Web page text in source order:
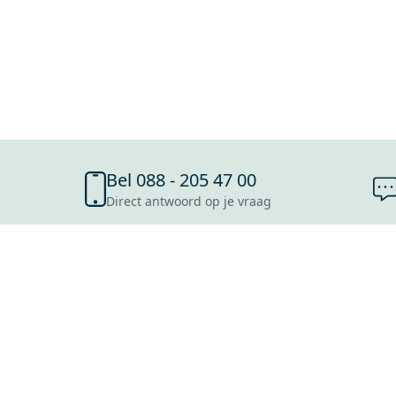
Bel 088 - 205 47 00
Direct antwoord op je vraag